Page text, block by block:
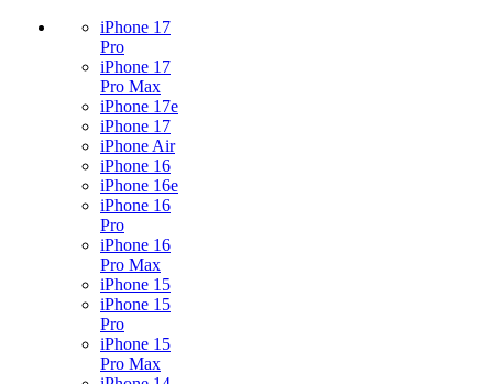
iPhone 17
Pro
iPhone 17
Pro Max
iPhone 17e
iPhone 17
iPhone Air
iPhone 16
iPhone 16e
iPhone 16
Pro
iPhone 16
Pro Max
iPhone 15
iPhone 15
Pro
iPhone 15
Pro Max